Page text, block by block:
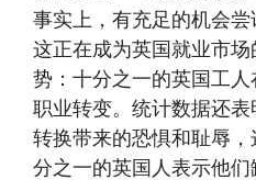
事实上，有充足的机会尝
这正在成为英国就业市
势：十分之一的英国工
职业转变。统计数据还
转换带来的恐惧和耻辱
分之一的英国人表示他们